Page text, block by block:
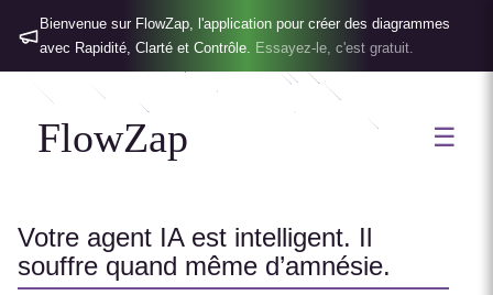
Bienvenue sur FlowZap, l'application pour créer des diagrammes
avec Rapidité, Clarté et Contrôle. Essayez-le, c'est gratuit.
FlowZap ☰
Votre agent IA est intelligent. Il
souffre quand même d’amnésie.